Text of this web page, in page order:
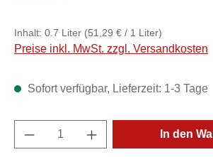
Inhalt: 0.7 Liter (51,29 € / 1 Liter)
Preise inkl. MwSt. zzgl. Versandkosten
Sofort verfügbar, Lieferzeit: 1-3 Tage
Produkt Anzahl: Gib den
In den